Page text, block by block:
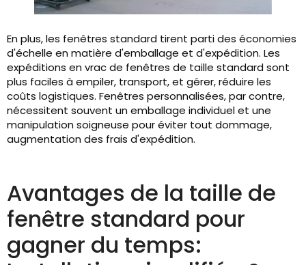
En plus, les fenêtres standard tirent parti des économies
d'échelle en matière d'emballage et d'expédition. Les
expéditions en vrac de fenêtres de taille standard sont
plus faciles à empiler, transport, et gérer, réduire les
coûts logistiques. Fenêtres personnalisées, par contre,
nécessitent souvent un emballage individuel et une
manipulation soigneuse pour éviter tout dommage,
augmentation des frais d'expédition.
Avantages de la taille de
fenêtre standard pour
gagner du temps: